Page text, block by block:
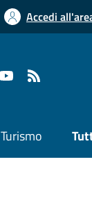
Accedi
Turismo